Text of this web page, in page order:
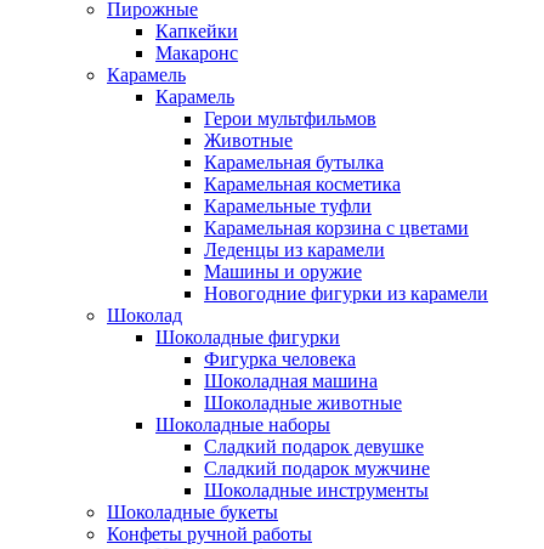
Пирожные
Капкейки
Макаронс
Карамель
Карамель
Герои мультфильмов
Животные
Карамельная бутылка
Карамельная косметика
Карамельные туфли
Карамельная корзина с цветами
Леденцы из карамели
Машины и оружие
Новогодние фигурки из карамели
Шоколад
Шоколадные фигурки
Фигурка человека
Шоколадная машина
Шоколадные животные
Шоколадные наборы
Сладкий подарок девушке
Сладкий подарок мужчине
Шоколадные инструменты
Шоколадные букеты
Конфеты ручной работы